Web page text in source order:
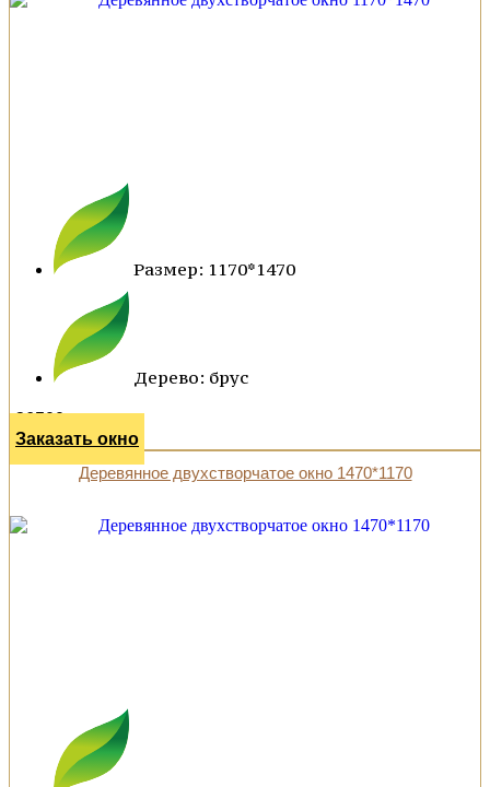
Размер: 1170*1470
Дерево: брус
36500 р.
Заказать окно
Деревянное двухстворчатое окно 1470*1170